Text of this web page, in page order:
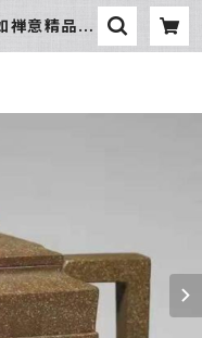
禅意精品流